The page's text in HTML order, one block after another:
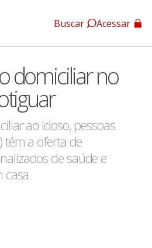
Buscar Acessar
domiciliar no
ao Idoso, pessoas
têm a oferta de
de saúde e
casa.